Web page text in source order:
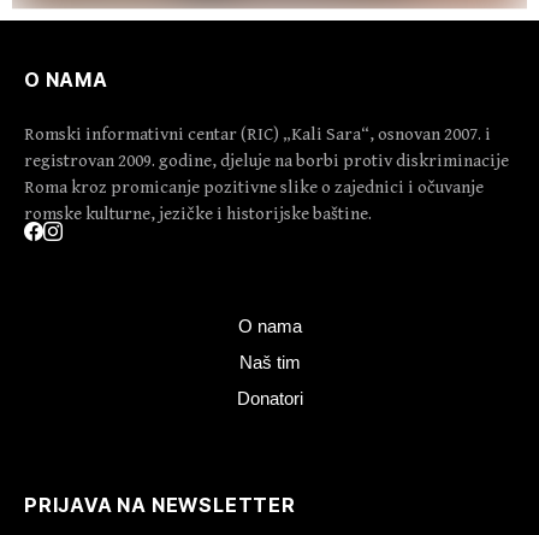
O NAMA
Romski informativni centar (RIC) „Kali Sara“, osnovan 2007. i
registrovan 2009. godine, djeluje na borbi protiv diskriminacije
Roma kroz promicanje pozitivne slike o zajednici i očuvanje
romske kulturne, jezičke i historijske baštine.
O nama
Naš tim
Donatori
PRIJAVA NA NEWSLETTER